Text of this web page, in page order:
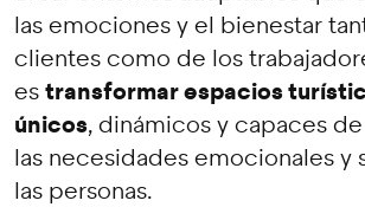
las emociones y el bienestar
clientes como de los
es transformar espacios
únicos, dinámicos y capaces
las necesidades emocionales y
las personas.